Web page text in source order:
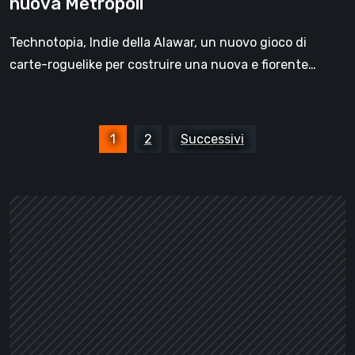
Technotopia, Indie della Alawar, un nuovo gioco di
carte-roguelike per costruire una nuova e fiorente…
Paginazione1 2 Successivi